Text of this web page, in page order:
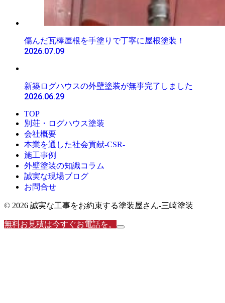
傷んだ瓦棒屋根を手塗りで丁寧に屋根塗装！
2026.07.09
新築ログハウスの外壁塗装が無事完了しました
2026.06.29
TOP
別荘・ログハウス塗装
会社概要
本業を通した社会貢献-CSR-
施工事例
外壁塗装の知識コラム
誠実な現場ブログ
お問合せ
© 2026 誠実な工事をお約束する塗装屋さん‐三崎塗装
無料お見積は今すぐお電話を。